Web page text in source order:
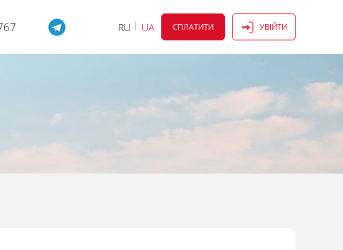
RU UA СПЛАТИТИ УВІЙТИ